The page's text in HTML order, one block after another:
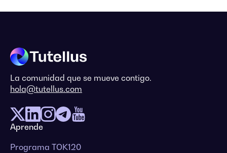
La comunidad que se mueve contigo.
hola@tutellus.com
Aprende
Programa TOK120